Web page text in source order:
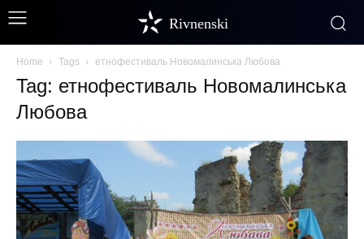
Rivnenski
Home Tags етнофестиваль Новомалинська Любова
Tag: етнофестиваль Новомалинська
Любова